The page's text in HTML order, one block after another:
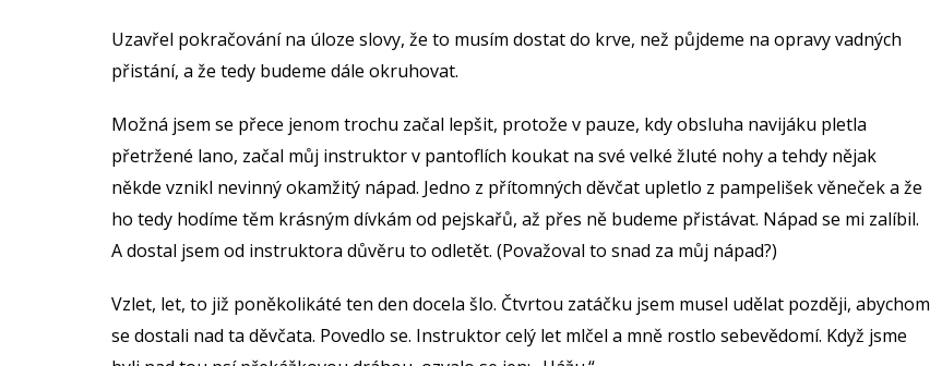
Uzavřel pokračování na úloze slovy, že to musím dostat do krve, než půjdeme na opravy vadných
přistání, a že tedy budeme dále okruhovat.
Možná jsem se přece jenom trochu začal lepšit, protože v pauze, kdy obsluha navijáku pletla
přetržené lano, začal můj instruktor v pantoflích koukat na své velké žluté nohy a tehdy nějak
někde vznikl nevinný okamžitý nápad. Jedno z přítomných děvčat upletlo z pampelišek věneček a že
ho tedy hodíme těm krásným dívkám od pejskařů, až přes ně budeme přistávat. Nápad se mi zalíbil.
A dostal jsem od instruktora důvěru to odletět. (Považoval to snad za můj nápad?)
Vzlet, let, to již poněkolikáté ten den docela šlo. Čtvrtou zatáčku jsem musel udělat později, abychom
se dostali nad ta děvčata. Povedlo se. Instruktor celý let mlčel a mně rostlo sebevědomí. Když jsme